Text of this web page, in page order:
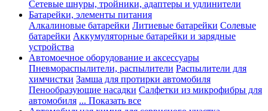
Сетевые шнуры, тройники, адаптеры и удлинители
Батарейки, элементы питания
Алкалиновые батарейки Литиевые батарейки Солевые
батарейки Аккумуляторные батарейки и зарядные
устройства
Автомоечное оборудование и аксессуары
Пневмораспылители, распылители Распылители для
химчистки Замша для протирки автомобиля
Пенообразующие насадки Салфетки из микрофибры для
автомобиля ... Показать все